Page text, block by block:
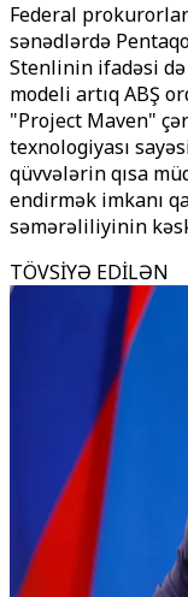
Federal
sənədlərdə
Stenlinin ifadəsi
modeli artıq ABŞ
"Project Maven"
texnologiyası
qüvvələrin qısa
endirmək imkanı
səmərəliliyinin
TÖVSİYƏ EDİLƏN